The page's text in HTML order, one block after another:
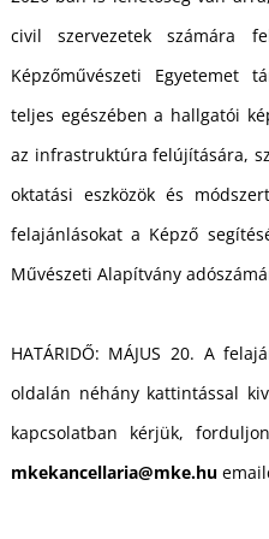
civil szervezetek számára
Képzőművészeti Egyetemet
teljes egészében a hallgatói
az infrastruktúra felújítására,
oktatási eszközök és
felajánlásokat a Képző
Művészeti Alapítvány
HATÁRIDŐ: MÁJUS 20. A
oldalán néhány kattintással
kapcsolatban kérjük,
mkekancellaria@mke.hu